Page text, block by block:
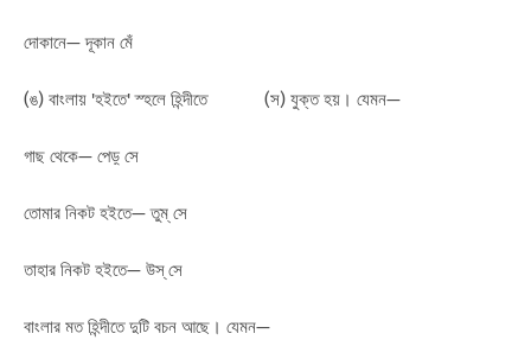
দোকানে— দূকান মেঁ
(ঙ) বাংলায় 'হইতে' স্হলে হিন্দীতে (স) যুক্ত হয়। যেমন—
গাছ থেকে— পেড়্ সে
তোমার নিকট হইতে— তুম্ সে
তাহার নিকট হইতে— উস্ সে
বাংলার মত হিন্দীতে দুটি বচন আছে। যেমন—